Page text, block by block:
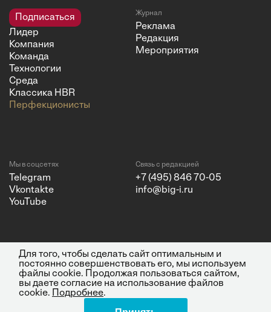
Подписаться
Лидер
Компания
Команда
Технологии
Среда
Классика HBR
Перфекционисты
Журнал
Реклама
Редакция
Мероприятия
Мы в соцсетях
Telegram
Vkontakte
YouTube
Связь с редакцией
+7 (495) 846 70-05
info@big-i.ru
© 2026 ООО "Бизнес Инсайт
Медиа"
ИНН 7720850533 и ОГРН
Все права защищены.
Политика конфиденциальности
Для того, чтобы сделать сайт оптимальным и
постоянно совершенствовать его, мы используем
файлы cookie. Продолжая пользоваться сайтом,
вы даете согласие на использование файлов
cookie.
Подробнее.